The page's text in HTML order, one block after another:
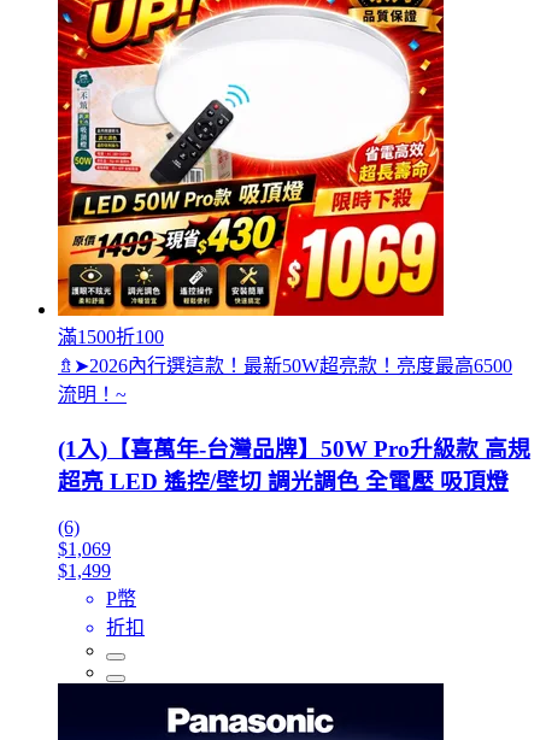
滿1500折100
⇯➤2026內行選這款！最新50W超亮款！亮度最高6500
流明！~
(1入)【喜萬年-台灣品牌】50W Pro升級款 高規
超亮 LED 遙控/壁切 調光調色 全電壓 吸頂燈
(6)
$1,069
$1,499
P幣
折扣